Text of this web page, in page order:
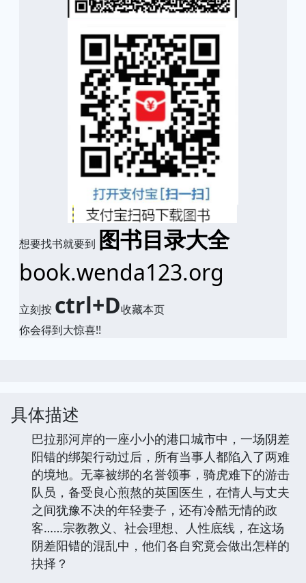
想要找书就要到 图书目录大全
book.wenda123.org
立刻按 ctrl+D收藏本页
你会得到大惊喜!!
具体描述
巴拉那河岸的一座小小的港口城市中，一场阴差
阳错的绑架行动过后，所有当事人都陷入了两难
的境地。无辜被绑的名誉领事，骑虎难下的游击
队员，备受良心煎熬的英国医生，在情人与丈夫
之间犹豫不决的年轻妻子，还有冷酷无情的政
客……宗教教义、社会理想、人性底线，在这场
阴差阳错的混乱中，他们各自究竟会做出怎样的
抉择？